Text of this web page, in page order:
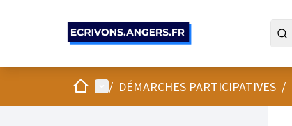
AccueilMenu principal
/ DÉMARCHES PARTICIPATIVES /